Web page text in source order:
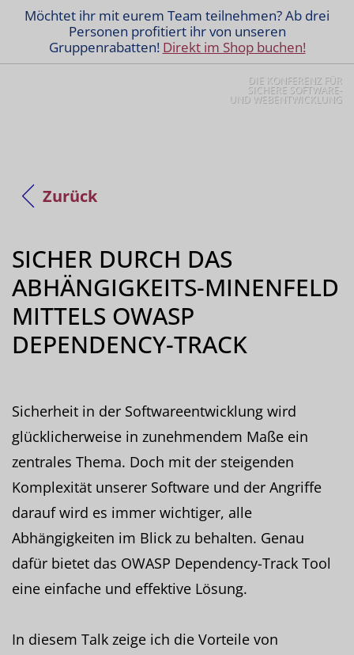
Möchtet ihr mit eurem Team teilnehmen? Ab drei
Personen profitiert ihr von unseren
Gruppenrabatten! Direkt im Shop buchen!
DIE KONFERENZ FÜR
SICHERE SOFTWARE-
UND WEBENTWICKLUNG
Zurück
SICHER DURCH DAS
ABHÄNGIGKEITS-MINENFELD
MITTELS OWASP
DEPENDENCY-TRACK
Sicherheit in der Softwareentwicklung wird
glücklicherweise in zunehmendem Maße ein
zentrales Thema. Doch mit der steigenden
Komplexität unserer Software und der Angriffe
darauf wird es immer wichtiger, alle
Abhängigkeiten im Blick zu behalten. Genau
dafür bietet das OWASP Dependency-Track Tool
eine einfache und effektive Lösung.
In diesem Talk zeige ich die Vorteile von